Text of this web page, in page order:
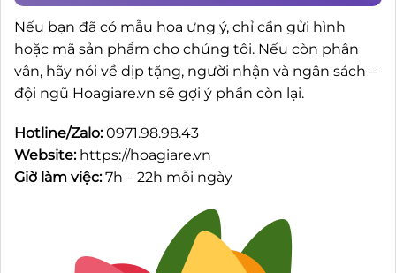
Nếu bạn đã có mẫu hoa ưng ý, chỉ cần gửi hình
hoặc mã sản phẩm cho chúng tôi. Nếu còn phân
vân, hãy nói về dịp tặng, người nhận và ngân sách –
đội ngũ Hoagiare.vn sẽ gợi ý phần còn lại.
Hotline/Zalo:0971.98.98.43
Website: https://hoagiare.vn
Giờ làm việc:7h – 22h mỗi ngày